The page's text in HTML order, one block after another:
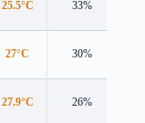
25.5°C 33%
27°C 30%
27.9°C 26%